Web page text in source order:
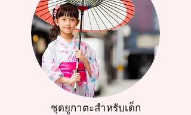
ชุดยูกาตะสำหรับเด็ก